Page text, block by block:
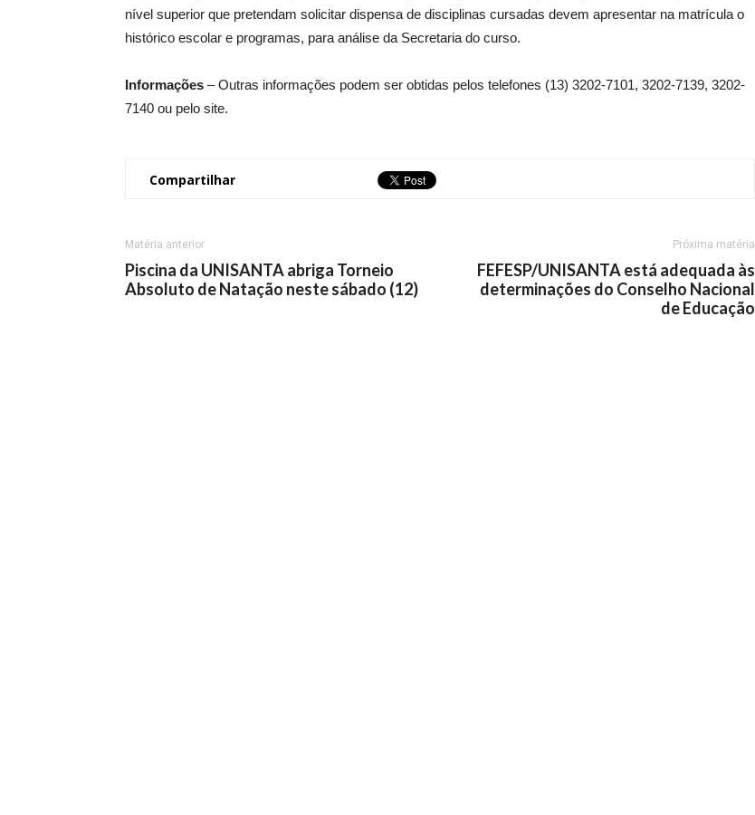
nível superior que pretendam solicitar dispensa de disciplinas cursadas devem apresentar na matrícula o
histórico escolar e programas, para análise da Secretaria do curso.
Informações – Outras informações podem ser obtidas pelos telefones (13) 3202-7101, 3202-7139, 3202-
7140 ou pelo site.
Compartilhar
Matéria anterior
Piscina da UNISANTA abriga Torneio
Absoluto de Natação neste sábado (12)
Próxima matéria
FEFESP/UNISANTA está adequada às
determinações do Conselho Nacional
de Educação